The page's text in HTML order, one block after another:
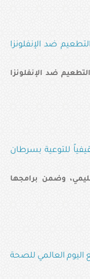
ضد الإنفلونزا
ضد الإنفلونزا
للتوعية بسرطان
وضمن برامجها
اليوم العالمي للصحة